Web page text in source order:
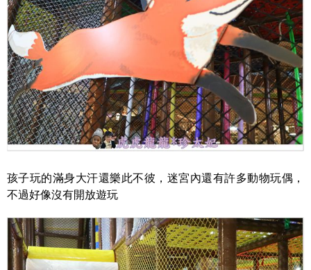
孩子玩的滿身大汗還樂此不彼，迷宮內還有許多動物玩偶，
不過好像沒有開放遊玩